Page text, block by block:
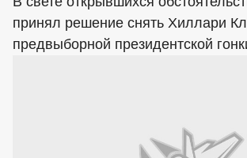
принял решение снять Хиллари
предвыборной президентской